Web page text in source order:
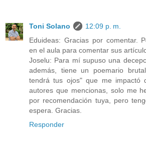
Toni Solano
12:09 p. m.
Eduideas: Gracias por comentar.
en el aula para comentar sus
Joselu: Para mí supuso una
además, tiene un poemario
tendrá tus ojos" que me impactó
autores que mencionas, solo me
por recomendación tuya, pero
espera. Gracias.
Responder